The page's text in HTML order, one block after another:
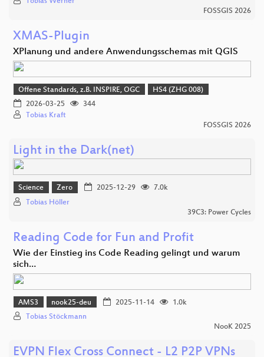
FOSSGIS 2026
XMAS-Plugin
XPlanung und andere Anwendungsschemas mit QGIS
Offene Standards, z.B. INSPIRE, OGC
HS4 (ZHG 008)
2026-03-25
344
Tobias Kraft
FOSSGIS 2026
Light in the Dark(net)
Science Zero 2025-12-29
7.0k
Tobias Höller
39C3: Power Cycles
Reading Code for Fun and Profit
Wie der Einstieg ins Code Reading gelingt und warum
sich…
AMS3 nook25-deu 2025-11-14
1.0k
Tobias Stöckmann
NooK 2025
EVPN Flex Cross Connect - L2 P2P VPNs